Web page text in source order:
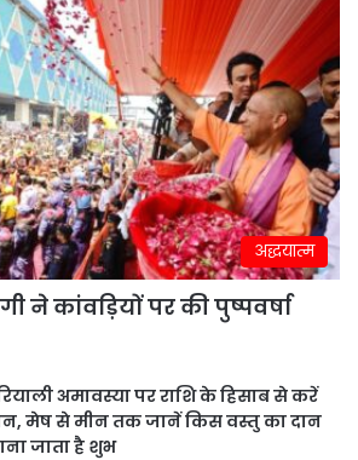
अद्धयात्म
ने कांवड़ियों पर की पुष्पवर्षा
अमावस्या पर राशि के हिसाब से करें
मेष से मीन तक जानें किस वस्तु का दान
जाता है शुभ